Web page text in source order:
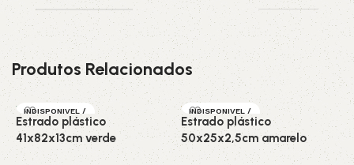
Produtos Relacionados
INDISPONIVEL /
SOB ENCOMEN
DA
DESTAQUE
Estrado plástico
41x82x13cm verde
INDISPONIVEL /
SOB ENCOMEN
DA
Estrado plástico
50x25x2,5cm amarelo